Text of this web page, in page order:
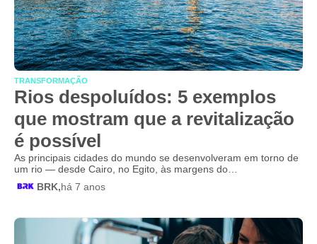
TRANSFORMAÇÃO
Rios despoluídos: 5 exemplos
que mostram que a revitalização
é possível
As principais cidades do mundo se desenvolveram em torno de
um rio — desde Cairo, no Egito, às margens do…
BRK,há 7 anos